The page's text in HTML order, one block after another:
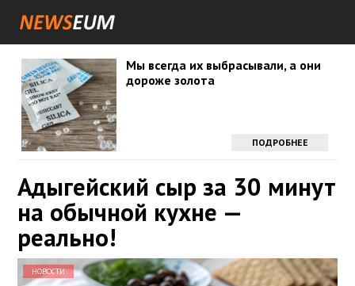
Мы всегда их выбрасывали, а они
дороже золота
ПОДРОБНЕЕ
Адыгейский сыр за 30 минут
на обычной кухне —
реально!
НОВОСТИ